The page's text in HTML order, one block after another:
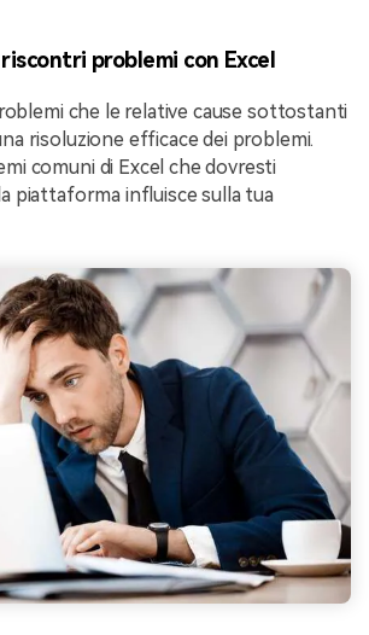
problemi con Excel
che le relative cause sottostanti
risoluzione efficace dei problemi.
comuni di Excel che dovresti
piattaforma influisce sulla tua